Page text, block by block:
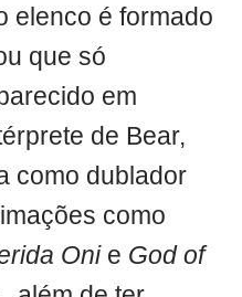
elenco é formado
que só
em
de Bear,
como dublador
como
Oni e God of